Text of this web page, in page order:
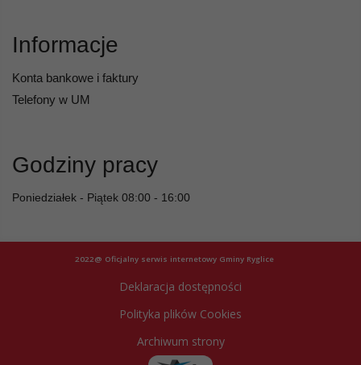
Informacje
Konta bankowe i faktury
Telefony w UM
Godziny pracy
Poniedziałek - Piątek 08:00 - 16:00
2022@ Oficjalny serwis internetowy Gminy Ryglice
Deklaracja dostępności
Polityka plików Cookies
Archiwum strony